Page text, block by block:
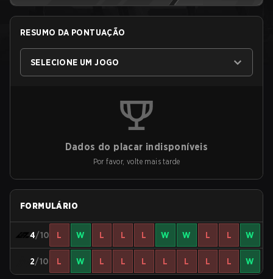
RESUMO DA PONTUAÇÃO
SELECIONE UM JOGO
Dados do placar indisponíveis
Por favor, volte mais tarde
FORMULÁRIO
4/10 L W L L L W W L L W
2/10 L W L L L L L L L W